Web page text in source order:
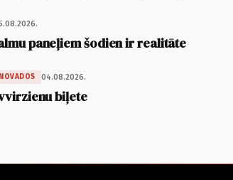
paneļiem šodien ir realitāte
04.08.2026.
biļete